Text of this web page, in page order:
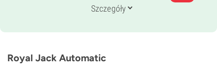
Indica/Sativa
8–9 tygodni od nasiona do zbiorów
18%
CBD
Szczegóły
Royal Jack Automatic